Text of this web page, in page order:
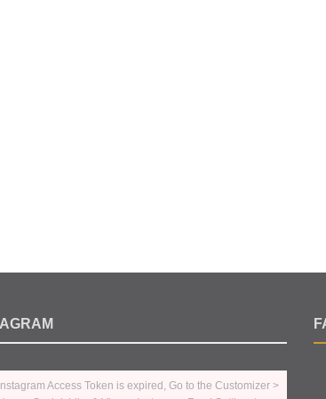
Access Token is expired, Go to the Customizer >